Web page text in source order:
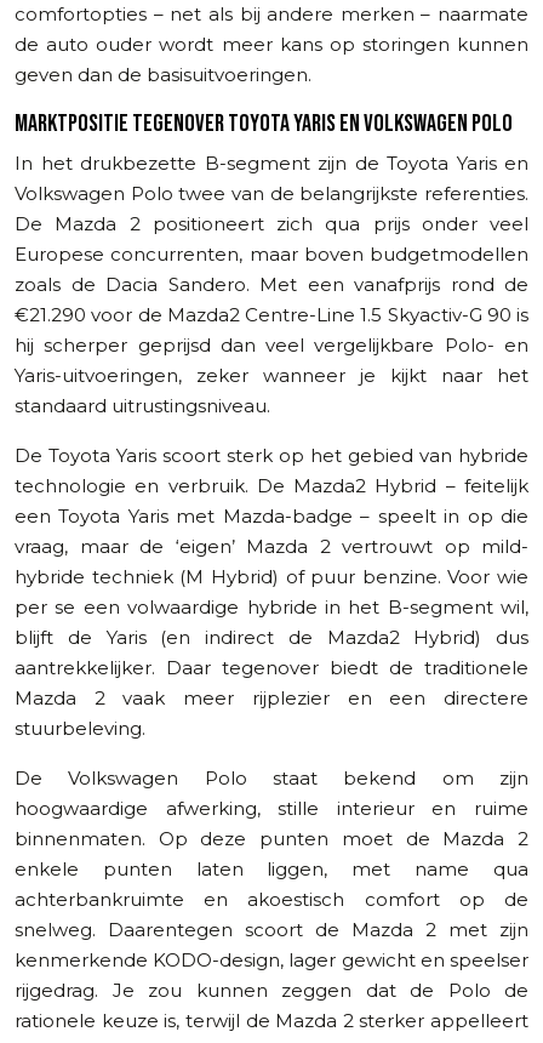
comfortopties – net als bij andere merken – naarmate
de auto ouder wordt meer kans op storingen kunnen
geven dan de basisuitvoeringen.
MARKTPOSITIE TEGENOVER TOYOTA YARIS EN VOLKSWAGEN POLO
In het drukbezette B-segment zijn de Toyota Yaris en
Volkswagen Polo twee van de belangrijkste referenties.
De Mazda 2 positioneert zich qua prijs onder veel
Europese concurrenten, maar boven budgetmodellen
zoals de Dacia Sandero. Met een vanafprijs rond de
€21.290 voor de Mazda2 Centre-Line 1.5 Skyactiv-G 90 is
hij scherper geprijsd dan veel vergelijkbare Polo- en
Yaris-uitvoeringen, zeker wanneer je kijkt naar het
standaard uitrustingsniveau.
De Toyota Yaris scoort sterk op het gebied van hybride
technologie en verbruik. De Mazda2 Hybrid – feitelijk
een Toyota Yaris met Mazda-badge – speelt in op die
vraag, maar de ‘eigen’ Mazda 2 vertrouwt op mild-
hybride techniek (M Hybrid) of puur benzine. Voor wie
per se een volwaardige hybride in het B-segment wil,
blijft de Yaris (en indirect de Mazda2 Hybrid) dus
aantrekkelijker. Daar tegenover biedt de traditionele
Mazda 2 vaak meer rijplezier en een directere
stuurbeleving.
De Volkswagen Polo staat bekend om zijn
hoogwaardige afwerking, stille interieur en ruime
binnenmaten. Op deze punten moet de Mazda 2
enkele punten laten liggen, met name qua
achterbankruimte en akoestisch comfort op de
snelweg. Daarentegen scoort de Mazda 2 met zijn
kenmerkende KODO-design, lager gewicht en speelser
rijgedrag. Je zou kunnen zeggen dat de Polo de
rationele keuze is, terwijl de Mazda 2 sterker appelleert